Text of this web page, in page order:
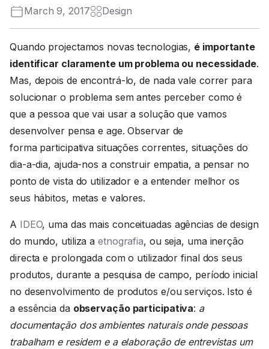
March 9, 2017 Design
Quando projectamos novas tecnologias, é importante
identificar claramente um problema ou necessidade.
Mas, depois de encontrá-lo, de nada vale correr para
solucionar o problema sem antes perceber como é
que a pessoa que vai usar a solução que vamos
desenvolver pensa e age. Observar de
forma participativa situações correntes, situações do
dia-a-dia, ajuda-nos a construir empatia, a pensar no
ponto de vista do utilizador e a entender melhor os
seus hábitos, metas e valores.
A IDEO, uma das mais conceituadas agências de design
do mundo, utiliza a etnografia, ou seja, uma inerção
directa e prolongada com o utilizador final dos seus
produtos, durante a pesquisa de campo, período inicial
no desenvolvimento de produtos e/ou serviços. Isto é
a essência da observação participativa: a
documentação dos ambientes naturais onde pessoas
trabalham e residem e a elaboração de entrevistas um